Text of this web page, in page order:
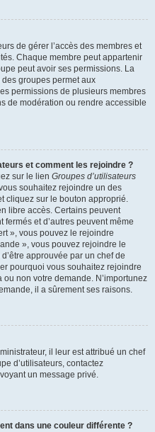
de gérer l’accès des membres et
Chaque membre peut appartenir
peut avoir ses permissions. La
groupes permet aux
permissions de plusieurs membres
de modération ou rendre accessible
et comment les rejoindre ?
sur le lien Groupes d’utilisateurs
souhaitez rejoindre un des
cliquez sur le bouton approprié.
libre accès. Certains peuvent
et d’autres peuvent même
», vous pouvez le rejoindre
», vous pouvez rejoindre le
approuvée par un chef de
pourquoi vous souhaitez rejoindre
non votre demande. N’importunez
il a sûrement ses raisons.
il leur est attribué un chef
d’utilisateurs, contactez
un message privé.
dans une couleur différente ?